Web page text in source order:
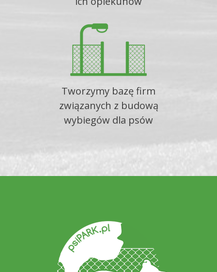
Tworzymy bazę firm
związanych z budową
wybiegów dla psów